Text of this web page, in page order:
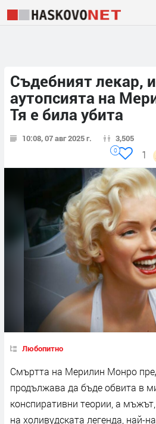
Съдебният лекар,
аутопсията на
Тя е била убита
10:08, 07 авг 2025 г. 3,505
1
0
Любопитно
Смъртта на Мерилин Монро
продължава да бъде обвита в
конспиративни теории, а
на холивудската легенда, най-